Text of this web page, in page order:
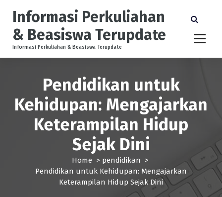
o
Informasi Perkuliahan
& Beasiswa Terupdate
Informasi Perkuliahan & Beasiswa Terupdate
Pendidikan untuk
Kehidupan: Mengajarkan
Keterampilan Hidup
Sejak Dini
Home > pendidikan >
Pendidikan untuk Kehidupan: Mengajarkan
Keterampilan Hidup Sejak Dini